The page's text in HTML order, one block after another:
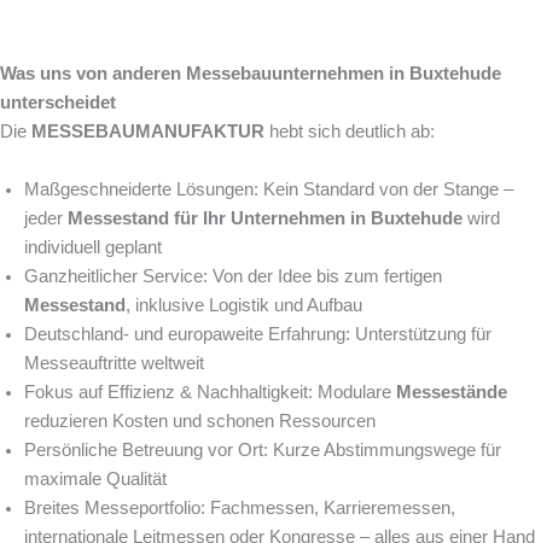
Was uns von anderen Messebauunternehmen in Buxtehude
unterscheidet
Die MESSEBAUMANUFAKTUR hebt sich deutlich ab:
Maßgeschneiderte Lösungen: Kein Standard von der Stange –
jeder Messestand für Ihr Unternehmen in Buxtehude wird
individuell geplant
Ganzheitlicher Service: Von der Idee bis zum fertigen
Messestand , inklusive Logistik und Aufbau
Deutschland- und europaweite Erfahrung: Unterstützung für
Messeauftritte weltweit
Fokus auf Effizienz & Nachhaltigkeit: Modulare Messestände
reduzieren Kosten und schonen Ressourcen
Persönliche Betreuung vor Ort: Kurze Abstimmungswege für
maximale Qualität
Breites Messeportfolio: Fachmessen, Karrieremessen,
internationale Leitmessen oder Kongresse – alles aus einer Hand